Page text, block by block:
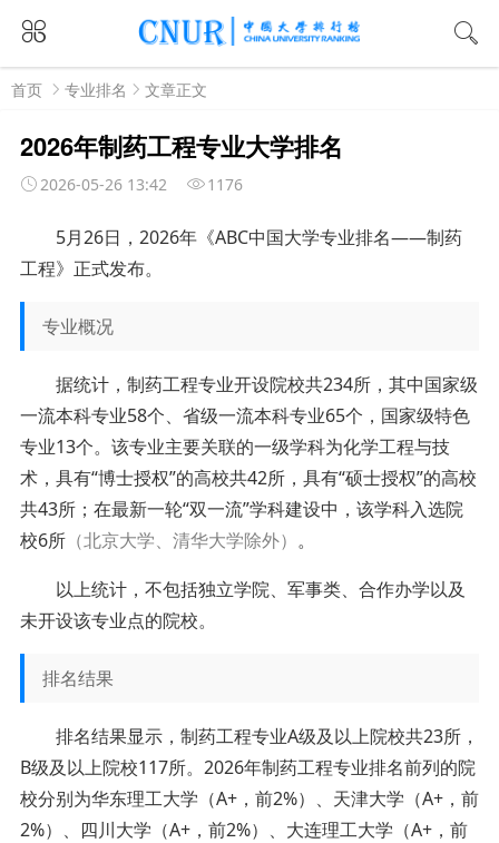
首页 专业排名 文章正文
2026年制药工程专业大学排名
2026-05-26 13:42 1176
5月26日，2026年《ABC中国大学专业排名——制药
工程》正式发布。
专业概况
据统计，制药工程专业开设院校共234所，其中国家级
一流本科专业58个、省级一流本科专业65个，国家级特色
专业13个。该专业主要关联的一级学科为化学工程与技
术，具有“博士授权”的高校共42所，具有“硕士授权”的高校
共43所；在最新一轮“双一流”学科建设中，该学科入选院
校6所（北京大学、清华大学除外） 。
以上统计，不包括独立学院、军事类、合作办学以及
未开设该专业点的院校。
排名结果
排名结果显示，制药工程专业A级及以上院校共23所，
B级及以上院校117所。2026年制药工程专业排名前列的院
校分别为华东理工大学（A+，前2%）、天津大学（A+，前
2%）、四川大学（A+，前2%）、大连理工大学（A+，前